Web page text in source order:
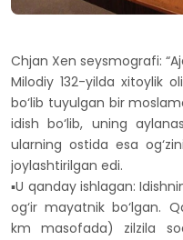
Chjan Xen seysmografi:
Milodiy 132-yilda xitoylik
bo‘lib tuyulgan bir
idish bo‘lib, uning
ularning ostida esa
joylashtirilgan edi.
▪️U qanday ishlagan:
og‘ir mayatnik bo‘lgan.
km masofada) zilzila